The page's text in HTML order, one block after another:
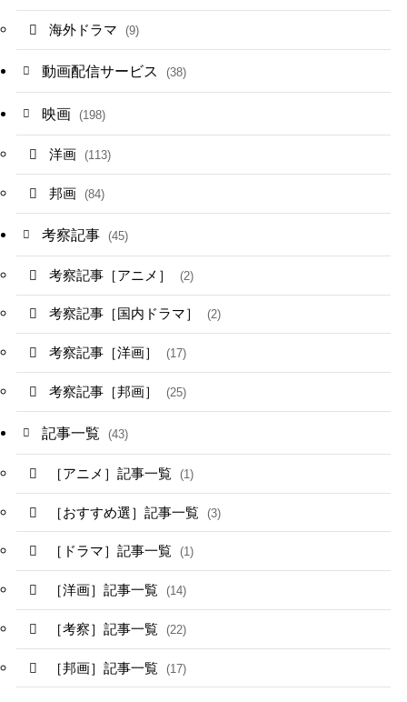
海外ドラマ (9)
動画配信サービス (38)
映画 (198)
洋画 (113)
邦画 (84)
考察記事 (45)
考察記事［アニメ］ (2)
考察記事［国内ドラマ］ (2)
考察記事［洋画］ (17)
考察記事［邦画］ (25)
記事一覧 (43)
［アニメ］記事一覧 (1)
［おすすめ選］記事一覧 (3)
［ドラマ］記事一覧 (1)
［洋画］記事一覧 (14)
［考察］記事一覧 (22)
［邦画］記事一覧 (17)